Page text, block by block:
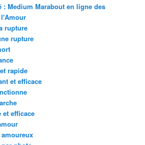
: Medium Marabout en ligne des
l'Amour
rupture
rupture
rapide
et efficace
efficace